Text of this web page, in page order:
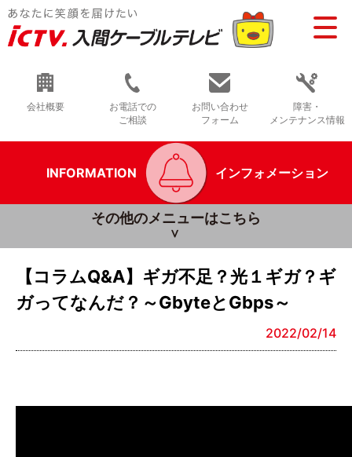
会社概要
お電話での
ご相談
お問い合わせ
フォーム
障害・
メンテナンス情報
INFORMATION インフォメーション
その他のメニューはこちら
【コラムQ&A】ギガ不足？光１ギガ？ギ
ガってなんだ？～GbyteとGbps～
2022/02/14